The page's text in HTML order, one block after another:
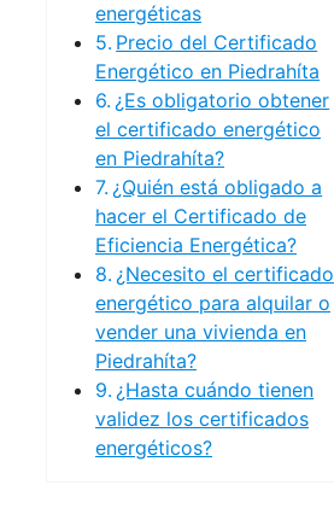
energéticas
Precio del Certificado
Energético en Piedrahíta
¿Es obligatorio obtener
el certificado energético
en Piedrahíta?
¿Quién está obligado a
hacer el Certificado de
Eficiencia Energética?
¿Necesito el certificado
energético para alquilar o
vender una vivienda en
Piedrahíta?
¿Hasta cuándo tienen
validez los certificados
energéticos?